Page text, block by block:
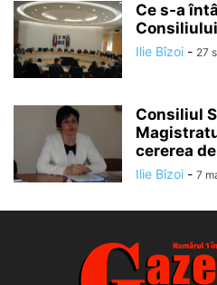
Ce s-a
Ilie Bîzoi - 27
Consiliul
cererea
Ilie Bîzoi - 7